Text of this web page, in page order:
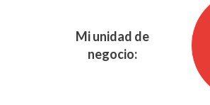
Mi unidad de
negocio: